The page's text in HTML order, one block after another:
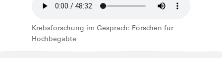
Krebsforschung im Gespräch: Forschen für
Hochbegabte